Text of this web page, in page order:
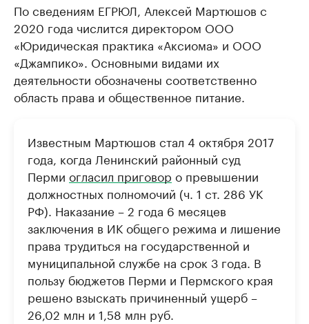
По сведениям ЕГРЮЛ, Алексей Мартюшов с
2020 года числится директором ООО
«Юридическая практика «Аксиома» и ООО
«Джампико». Основными видами их
деятельности обозначены соответственно
область права и общественное питание.
Известным Мартюшов стал 4 октября 2017
года, когда Ленинский районный суд
Перми огласил приговор о превышении
должностных полномочий (ч. 1 ст. 286 УК
РФ). Наказание – 2 года 6 месяцев
заключения в ИК общего режима и лишение
права трудиться на государственной и
муниципальной службе на срок 3 года. В
пользу бюджетов Перми и Пермского края
решено взыскать причиненный ущерб –
26,02 млн и 1,58 млн руб.